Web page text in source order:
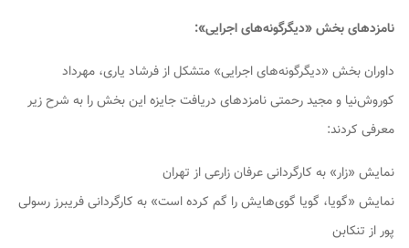
نامزدهای بخش «دیگرگونه‌های اجرایی»:
داوران بخش «دیگرگونه‌های اجرایی» متشکل از فرشاد یاری، مهرداد
کوروش‌نیا و مجید رحمتی نامزدهای دریافت جایزه این بخش را به شرح زیر
معرفی کردند:
نمایش «زار» به کارگردانی عرفان زارعی از تهران
نمایش «گویا، گویا گوی‌هایش را گم کرده است» به کارگردانی فریبرز رسولی
پور از تنکابن